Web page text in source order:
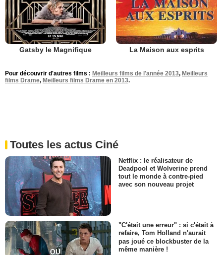
Gatsby le Magnifique La Maison aux esprits
Pour découvrir d'autres films : Meilleurs films de l'année 2013, Meilleurs
films Drame, Meilleurs films Drame en 2013.
Toutes les actus Ciné
Netflix : le réalisateur de
Deadpool et Wolverine prend
tout le monde à contre-pied
avec son nouveau projet
"C'était une erreur" : si c'était à
refaire, Tom Holland n'aurait
pas joué ce blockbuster de la
même manière !